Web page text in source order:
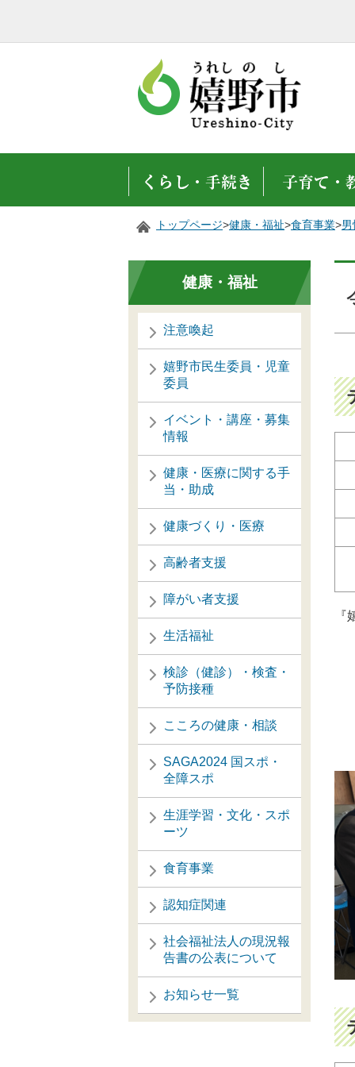
トップページ>健康・福祉>食育事業>
健康・福祉
注意喚起
嬉野市民生委員・児童
委員
イベント・講座・募集
情報
健康・医療に関する手
当・助成
健康づくり・医療
高齢者支援
障がい者支援
生活福祉
検診（健診）・検査・
予防接種
こころの健康・相談
SAGA2024 国スポ・
全障スポ
生涯学習・文化・スポ
ーツ
食育事業
認知症関連
社会福祉法人の現況報
告書の公表について
お知らせ一覧